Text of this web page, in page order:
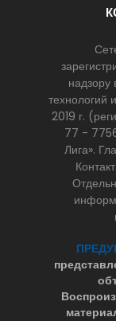
технологий
2019 г.
77 -
Лига».